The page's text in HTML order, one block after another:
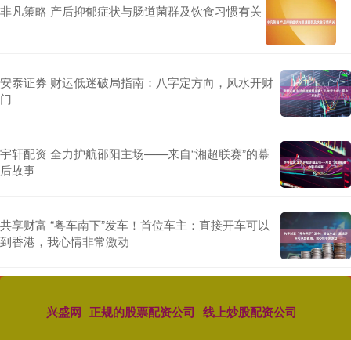
非凡策略 产后抑郁症状与肠道菌群及饮食习惯有关
安泰证券 财运低迷破局指南：八字定方向，风水开财
门
宇轩配资 全力护航邵阳主场——来自“湘超联赛”的幕
后故事
共享财富 “粤车南下”发车！首位车主：直接开车可以
到香港，我心情非常激动
兴盛网 正规的股票配资公司 线上炒股配资公司